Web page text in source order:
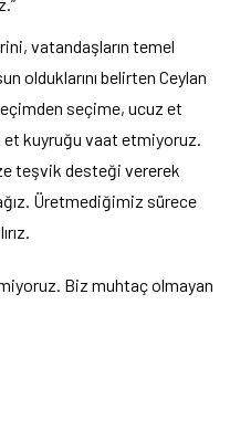
vatandaşların temel
olduklarını belirten Ceylan
seçime, ucuz et
et kuyruğu vaat etmiyoruz.
teşvik desteği vererek
Üretmediğimiz sürece
Biz muhtaç olmayan